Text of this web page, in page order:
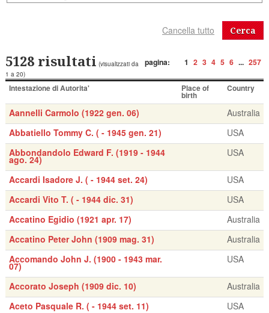
Cerca
pagina: 1 2 3 4 5 6 ... 257
5128 risultati (visualizzati da
1 a 20)
Intestazione di Autorita' Place of
birth
Country
Aannelli Carmolo (1922 gen. 06)
Australia
Abbatiello Tommy C. ( - 1945 gen. 21)
USA
Abbondandolo Edward F. (1919 - 1944
ago. 24)
USA
Accardi Isadore J. ( - 1944 set. 24)
USA
Accardi Vito T. ( - 1944 dic. 31)
USA
Accatino Egidio (1921 apr. 17)
Australia
Accatino Peter John (1909 mag. 31)
Australia
Accomando John J. (1900 - 1943 mar.
07)
USA
Accorato Joseph (1909 dic. 10)
Australia
Aceto Pasquale R. ( - 1944 set. 11)
USA